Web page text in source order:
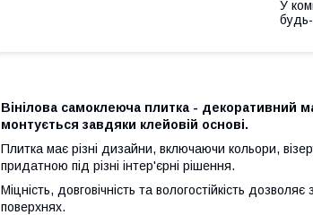
У
Вінілова самоклеюча плитка - декоративний
монтується завдяки клейовій основі.
Плитка має різні дизайни, включаючи кольори,
придатною під різні інтер'єрні рішення.
Міцність, довговічність та вологостійкість
поверхнях.